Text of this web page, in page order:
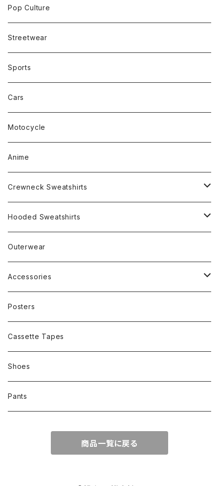
Pop Culture
Streetwear
Sports
Cars
Motocycle
Anime
Crewneck Sweatshirts
Rap
Band
Other
Hooded Sweatshirts
Rap
Band
Other
Outerwear
Accessories
Cap
Posters
Cassette Tapes
Shoes
Pants
商品一覧に戻る